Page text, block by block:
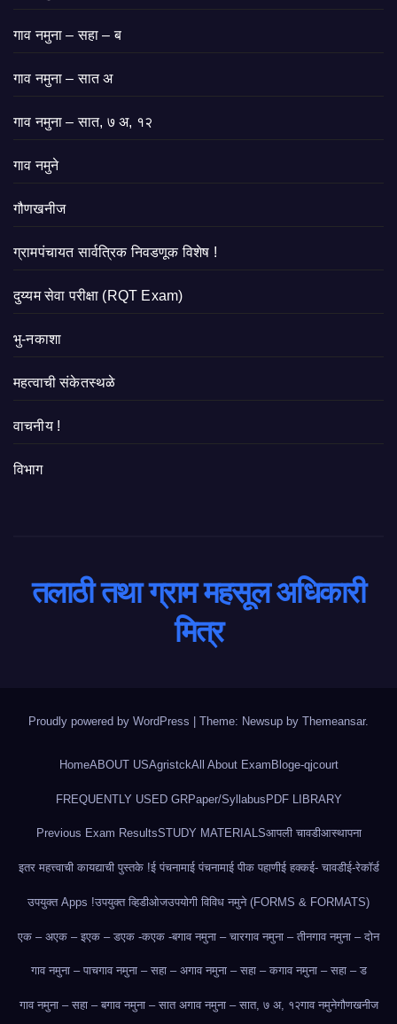
गाव नमुना – सहा – ब
गाव नमुना – सात अ
गाव नमुना – सात, ७ अ, १२
गाव नमुने
गौणखनीज
ग्रामपंचायत सार्वत्रिक निवडणूक विशेष !
दुय्यम सेवा परीक्षा (RQT Exam)
भु-नकाशा
महत्वाची संकेतस्थळे
वाचनीय !
विभाग
तलाठी तथा ग्राम महसूल अधिकारी
मित्र
Proudly powered by WordPress Theme: Newsup by Themeansar.
HomeABOUT USAgristckAll About ExamBloge-qjcourt
FREQUENTLY USED GRPaper/SyllabusPDF LIBRARY
Previous Exam ResultsSTUDY MATERIALSआपली चावडीआस्थापना
इतर महत्त्वाची कायद्याची पुस्तके !ई पंचनामाई पंचनामाई पीक पहाणीई हक्कई- चावडीई-रेकॉर्ड
उपयुक्त Apps !उपयुक्त व्हिडीओजउपयोगी विविध नमुने (FORMS & FORMATS)
एक – अएक – इएक – डएक -कएक -बगाव नमुना – चारगाव नमुना – तीनगाव नमुना – दोन
गाव नमुना – पाचगाव नमुना – सहा – अगाव नमुना – सहा – कगाव नमुना – सहा – ड
गाव नमुना – सहा – बगाव नमुना – सात अगाव नमुना – सात, ७ अ, १२गाव नमुनेगौणखनीज